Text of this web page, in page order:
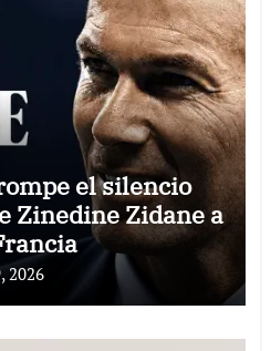
el silencio
Zinedine Zidane a
2026